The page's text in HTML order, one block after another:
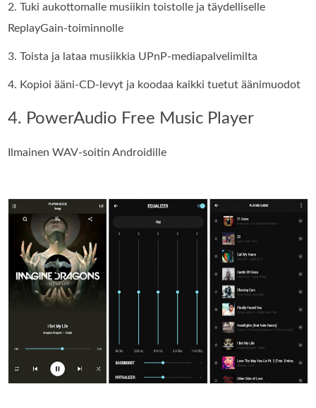
2. Tuki aukottomalle musiikin toistolle ja täydelliselle
ReplayGain-toiminnolle
3. Toista ja lataa musiikkia UPnP-mediapalvelimilta
4. Kopioi ääni-CD-levyt ja koodaa kaikki tuetut äänimuodot
4. PowerAudio Free Music Player
Ilmainen WAV-soitin Androidille